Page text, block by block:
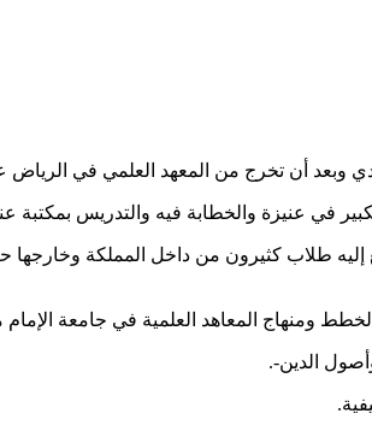
أن تخرج من المعهد العلمي في الرياض
في عنيزة والخطابة فيه والتدريس بمكتبة
طلاب كثيرون من داخل المملكة وخارجها
ومنهاج المعاهد العلمية في جامعة
الدين-.